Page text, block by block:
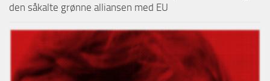
den såkalte grønne alliansen med EU